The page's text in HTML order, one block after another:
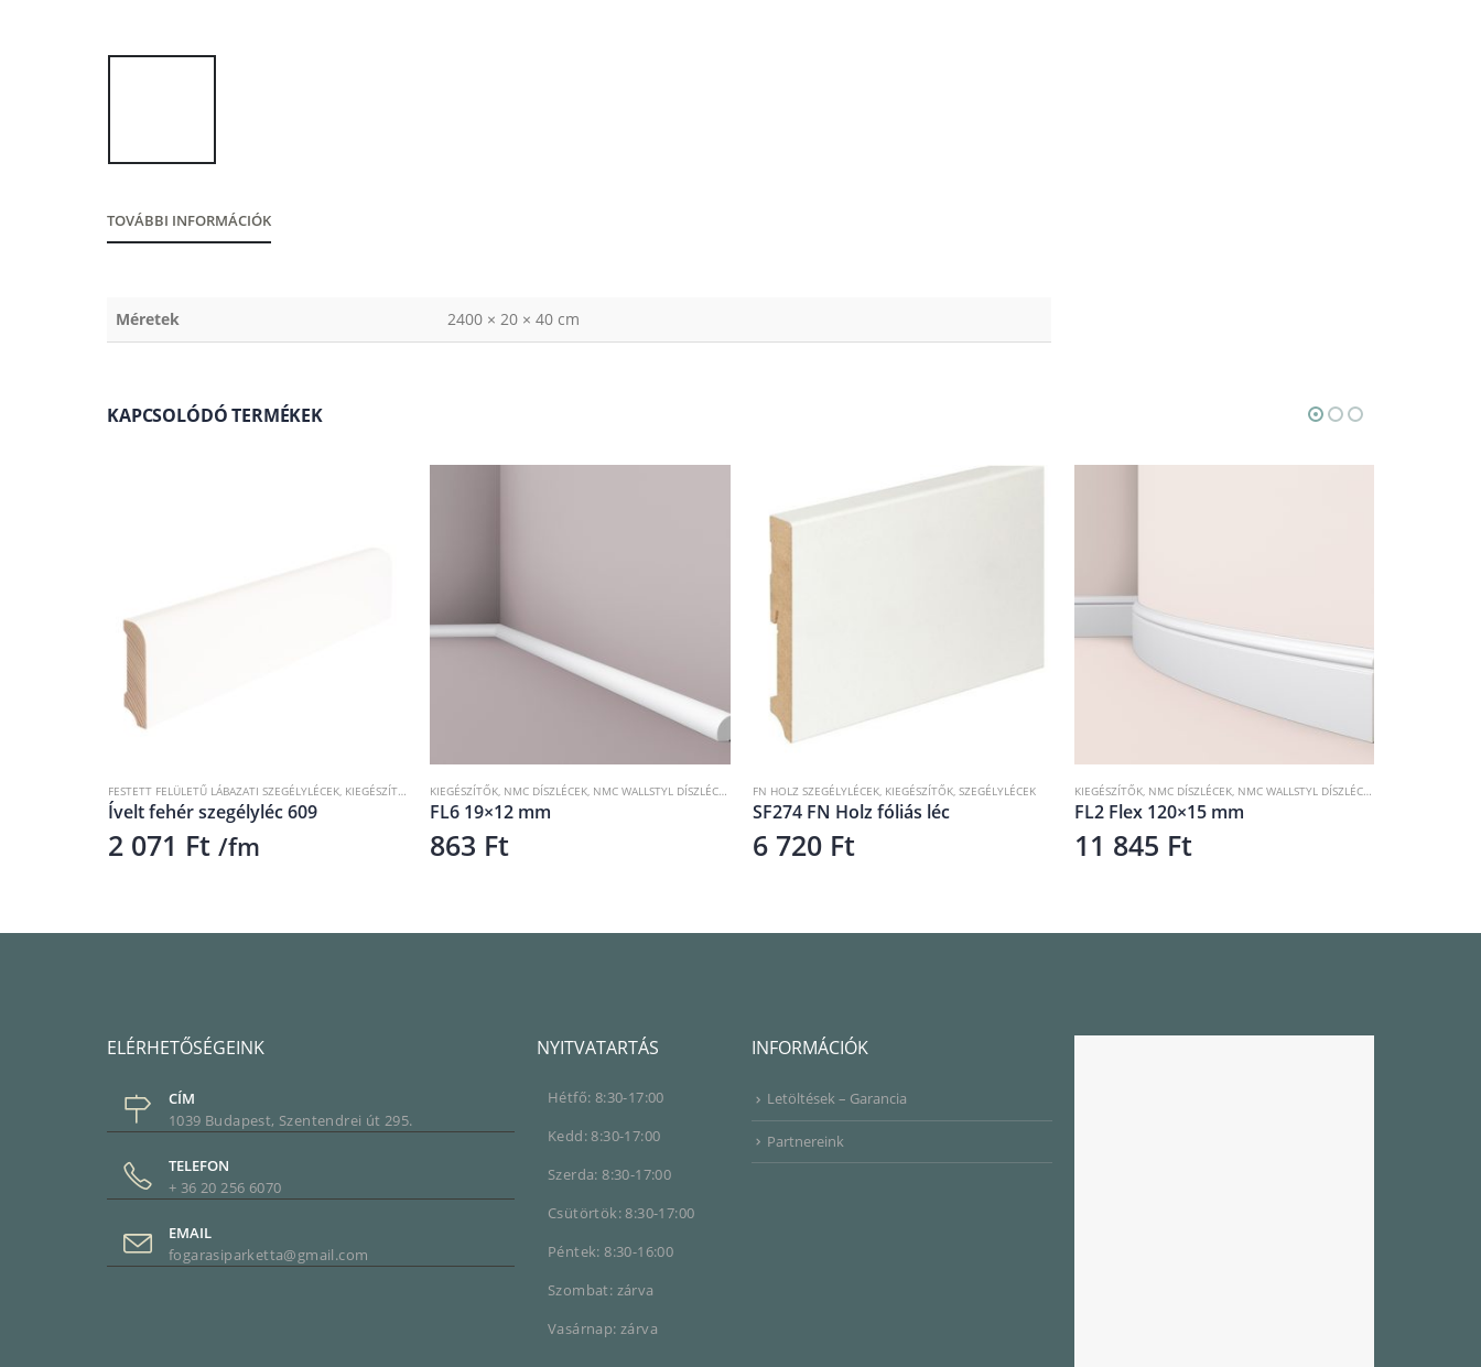
TOVÁBBI INFORMÁCIÓK
Méretek 2400 × 20 × 40 cm
KAPCSOLÓDÓ TERMÉKEK
FESTETT FELÜLETŰ LÁBAZATI SZEGÉLYLÉCEK,KIEGÉSZÍTŐK ,RAL 9010,SZEGÉLYLÉCEK
Ívelt fehér szegélyléc 609
Ft /fm
KIEGÉSZÍTŐK, NMC DÍSZLÉCEK,NMC WALLSTYL DÍSZLÉCEK ,SZEGÉLYLÉCEK
FL6 19×12 mm
FN HOLZ SZEGÉLYLÉCEK,KIEGÉSZÍTŐK,SZEGÉLYLÉCEK
SF274 FN Holz fóliás léc
Ft
KIEGÉSZÍTŐK NMC DÍSZLÉCEK,NMC WALLSTYL DÍSZLÉCEK ,SZEGÉLYLÉCEK
FL2 Flex 120×15 mm
Ft
KIEGÉSZÍTŐK,
ELÉRHETŐSÉGEINK
CÍM
1039 Budapest, Szentendrei út 295.
TELEFON
+ 36 20 256 6070
EMAIL
fogarasiparketta@gmail.com
NYITVATARTÁS
Hétfő: 8:30-17:00
Kedd: 8:30-17:00
Szerda: 8:30-17:00
Csütörtök: 8:30-17:00
Péntek: 8:30-16:00
Szombat: zárva
Vasárnap: zárva
INFORMÁCIÓK
Letöltések – Garancia
Partnereink